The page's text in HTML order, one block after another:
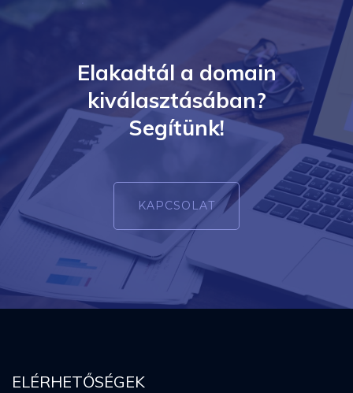
Elakadtál a domain
kiválasztásában?
Segítünk!
KAPCSOLAT
ELÉRHETŐSÉGEK